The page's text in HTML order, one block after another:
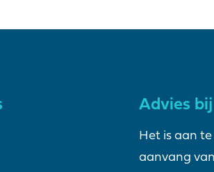
Advies
Het is aan
aanvang